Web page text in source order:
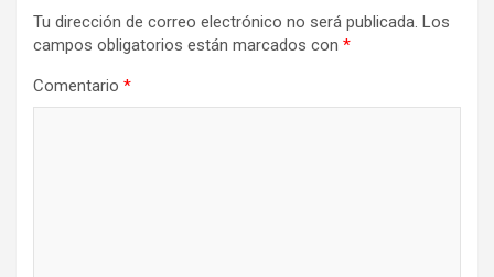
Tu dirección de correo electrónico no será publicada. Los
campos obligatorios están marcados con *
Comentario *